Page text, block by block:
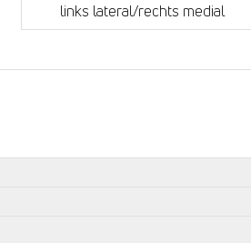
links lateral/rechts medial